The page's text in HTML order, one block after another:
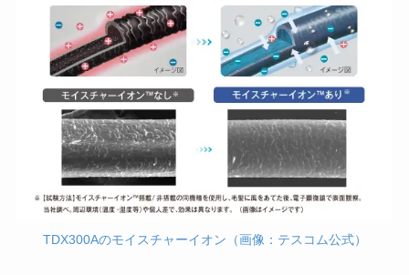
TDX300Aのモイスチャーイオン（画像：テスコム公式）